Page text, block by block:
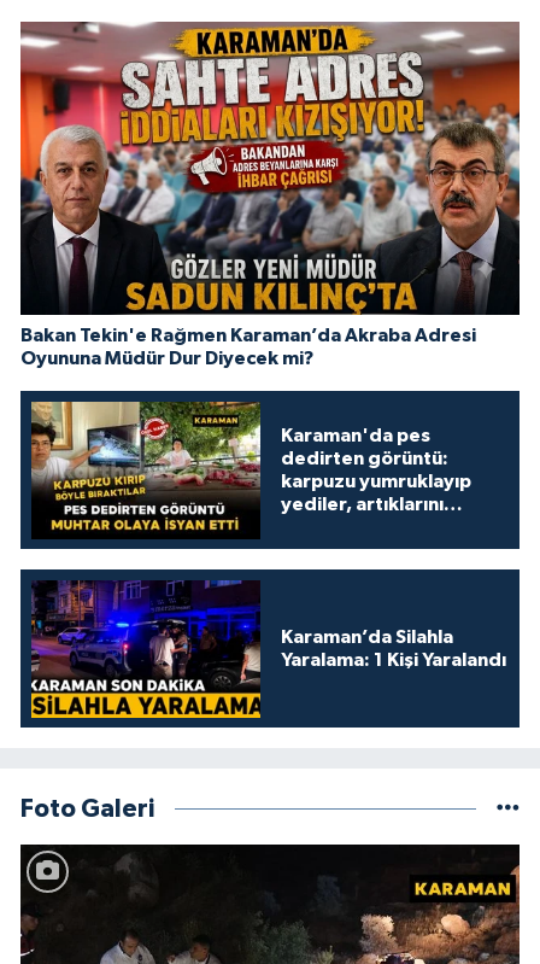
Bakan Tekin'e Rağmen Karaman’da Akraba Adresi
Oyununa Müdür Dur Diyecek mi?
Karaman'da pes
dedirten görüntü:
karpuzu yumruklayıp
yediler, artıklarını
Karaman’da Silahla
Yaralama: 1 Kişi Yaralandı
Foto Galeri